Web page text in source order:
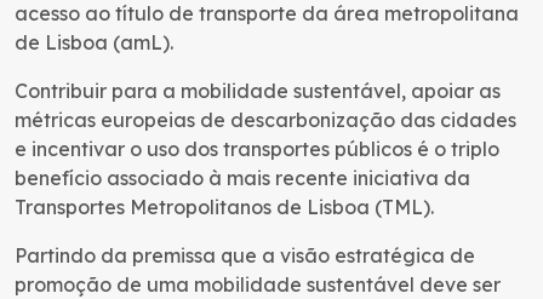
acesso ao título de transporte da área metropolitana
de Lisboa (amL).
Contribuir para a mobilidade sustentável, apoiar as
métricas europeias de descarbonização das cidades
e incentivar o uso dos transportes públicos é o triplo
benefício associado à mais recente iniciativa da
Transportes Metropolitanos de Lisboa (TML).
Partindo da premissa que a visão estratégica de
promoção de uma mobilidade sustentável deve ser